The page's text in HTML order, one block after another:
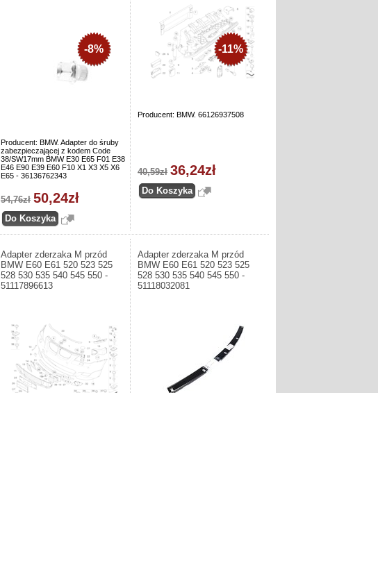
Producent: BMW. Adapter do śruby
zabezpieczającej z kodem Code
38/SW17mm BMW E30 E65 F01 E38
E46 E90 E39 E60 F10 X1 X3 X5 X6
E65 - 36136762343
-8%
54,76zł 50,24zł
Producent: BMW. 66126937508
-11%
40,59zł 36,24zł
Adapter zderzaka M przód
BMW E60 E61 520 523 525
528 530 535 540 545 550 -
51117896613
Adapter zderzaka M przód
BMW E60 E61 520 523 525
528 530 535 540 545 550 -
51118032081